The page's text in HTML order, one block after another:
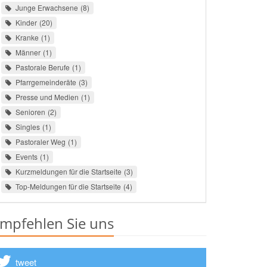
Junge Erwachsene 8
Kinder 20
Kranke 1
Männer 1
Pastorale Berufe 1
Pfarrgemeinderäte 3
Presse und Medien 1
Senioren 2
Singles 1
Pastoraler Weg 1
Events 1
Kurzmeldungen für die Startseite 3
Top-Meldungen für die Startseite 4
Sie uns
tweet